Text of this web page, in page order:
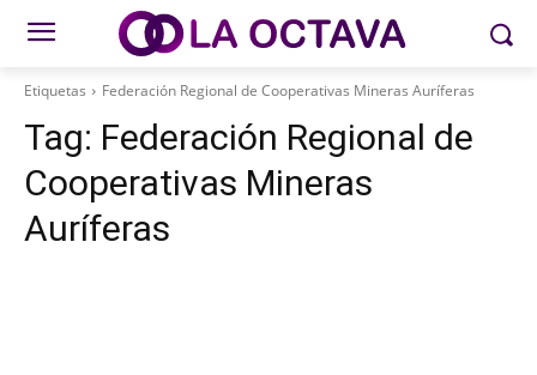
Etiquetas Federación Regional de Cooperativas Mineras Auríferas
Tag: Federación Regional de
Cooperativas Mineras
Auríferas